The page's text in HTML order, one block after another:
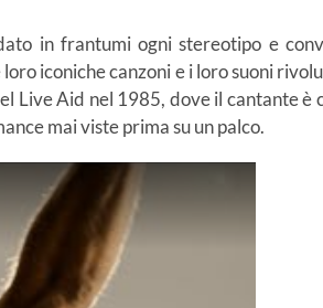
in frantumi ogni stereotipo e
iconiche canzoni e i loro suoni
Live Aid nel 1985, dove il cantante è
mai viste prima su un palco.